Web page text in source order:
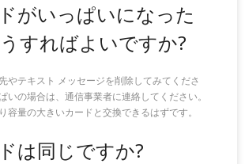
がいっぱいになった
すればよいですか?
やテキスト メッセージを削除してみてくださ
いの場合は、通信事業者に連絡してください。
容量の大きいカードと交換できるはずです。
は同じですか?